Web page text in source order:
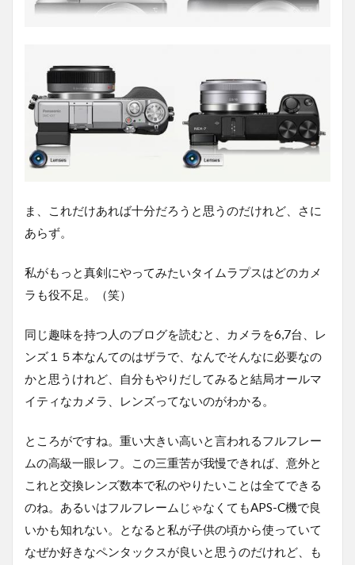
ま、これだけあれば十分だろうと思うのだけれど、さに
あらず。
私がもっと真剣にやってみたいタイムラプスはどのカメ
ラも役不足。（笑）
同じ趣味を持つ人のブログを読むと、カメラを6,7台、レ
ンズ１５本なんてのはザラで、なんでそんなに必要なの
かと思うけれど、自分もやりだしてみると結局オールマ
イティなカメラ、レンズってないのがわかる。
ところがですね。重い大きい高いと言われるフルフレー
ムの高級一眼レフ。この三重苦が我慢できれば、意外と
これと交換レンズ数本で私のやりたいことは全てできる
のね。あるいはフルフレームじゃなくてもAPS-C機で良
いかも知れない。となると私が子供の頃から使っていて
なぜか好きなペンタックスが良いと思うのだけれど、も